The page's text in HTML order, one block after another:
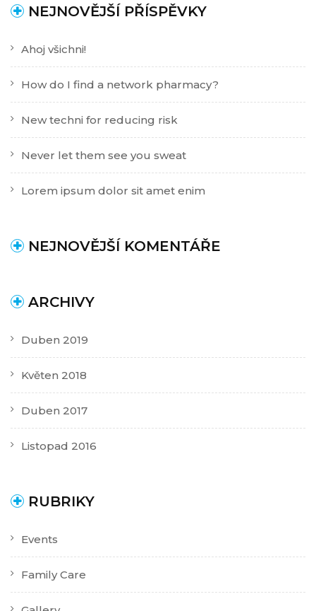
NEJNOVĚJŠÍ PŘÍSPĚVKY
Ahoj všichni!
How do I find a network pharmacy?
New techni for reducing risk
Never let them see you sweat
Lorem ipsum dolor sit amet enim
NEJNOVĚJŠÍ KOMENTÁŘE
ARCHIVY
Duben 2019
Květen 2018
Duben 2017
Listopad 2016
RUBRIKY
Events
Family Care